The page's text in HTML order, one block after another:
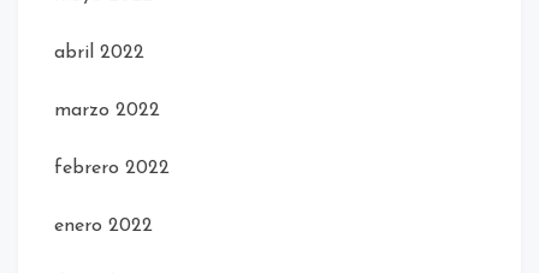
abril 2022
marzo 2022
febrero 2022
enero 2022